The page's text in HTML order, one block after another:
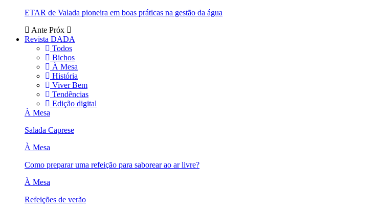
ETAR de Valada pioneira em boas práticas na gestão da água
Ante Próx
Revista DADA
Todos
Bichos
À Mesa
História
Viver Bem
Tendências
Edição digital
À Mesa
Salada Caprese
À Mesa
Como preparar uma refeição para saborear ao ar livre?
À Mesa
Refeições de verão